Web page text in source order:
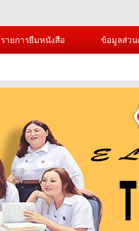
รายการยืมหนังสือ ข้อมูลส่ว